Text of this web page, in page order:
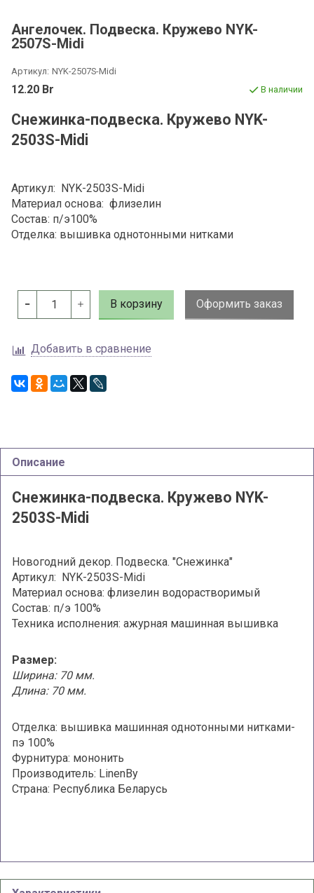
Ангелочек. Подвеска. Кружево NYK-
2507S-Midi
Артикул: NYK-2507S-Midi
12.20 Br В наличии
Снежинка-подвеска. Кружево NYK-
2503S-Midi
Артикул: NYK-2503S-Midi
Материал основа: флизелин
Состав: п/э100%
Отделка: вышивка однотонными нитками
В корзину Оформить заказ
Добавить в сравнение
Описание
Снежинка-подвеска. Кружево NYK-
2503S-Midi
Новогодний декор. Подвеска. "Снежинка"
Артикул: NYK-2503S-Midi
Материал основа: флизелин водорастворимый
Состав: п/э 100%
Техника исполнения: ажурная машинная вышивка
Размер:
Ширина: 70 мм.
Длина: 70 мм.
Отделка: вышивка машинная однотонными нитками-
пэ 100%
Фурнитура: мононить
Производитель: LinenBy
Страна: Республика Беларусь